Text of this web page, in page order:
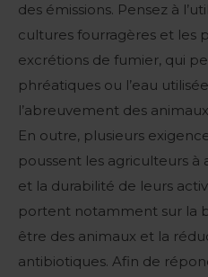
des émissions. Pensez à
cultures fourragères et les
excrétions de fumier, qui
phréatiques ou l’eau
l’abreuvement des
En outre, plusieurs
poussent les agriculteurs
et la durabilité de leurs
portent notamment sur la
être des animaux et la
antibiotiques. Afin de